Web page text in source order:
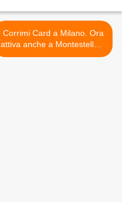
Corrimi Card a Milano. Ora
attiva anche a Montestella e
a Forlanini >